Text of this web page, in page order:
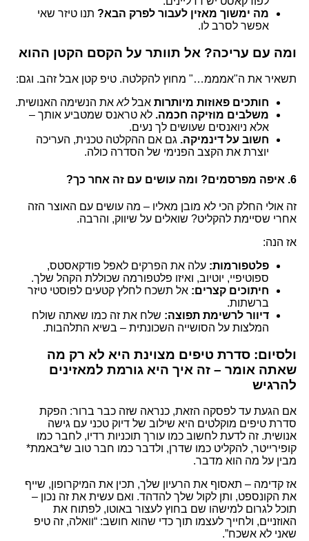
מה ימשוך מאזין לעבור לפרק הבא? תנו טיזר שאי
אפשר לסרב לו.
ומה עם עריכה? אל תוותר על הקסם הקטן ההוא
תשאיר את ה"אמממ…" מחוץ להקלטה. טיפ קטן אבל זהב. וגם:
חותכים פאוזות מיותרות אבללא את הנשימה האנושית.
משלבים מוזיקה חכמה. לא טראנס שמטביע אותך –
אלא ניואנסים שעושים לך נעים.
חשוב על דינמיקה. גם אם ההקלטה טכנית, העריכה
יוצרת את הקצב הפנימי של הסדרה כולה.
6. איפה מפרסמים? ומה עושים עם זה אחר כך?
זה אולי החלק הכי לא מובן מאליו – מה עושים עם האוצר הזה
אחרי שסיימת להקליט? שואלים על שיווק, והרבה.
אז הנה:
פלטפורמות: עלה את הפרקים לאפל פודקאסטס,
ספוטיפיי, יוטיוב, ואיזו פלטפורמה שכוללת הקהל שלך.
חיתוכים קצרים: אל תשכח לחלץ קטעים לפוסטי טיזר
ברשתות.
דיוור לרשימת תפוצה: שלח את זה כמו שאתה שולח
המלצות על הסושייה השכונתית – בשיא התלהבות.
ולסיום: סדרת טיפים מצוינת היא לא רק מה
שאתה אומר – זה איך היא גורמת למאזינים
להרגיש
אם הגעת עד לפסקה הזאת, כנראה שזה כבר ברור: הפקת
סדרת טיפים מוקלטים היא שילוב של דיוק טכני עם גישה
אנושית. זה לדעת לחשוב כמו עורך תוכניות רדיו, לחבר כמו
קופירייטר, להקליט כמו שדרן, ולדבר כמו חבר טוב ש*באמת*
מבין על מה הוא מדבר.
אז קדימה – תאסוף את הרעיון שלך, תכין את המיקרופון, שייף
את הקונספט, ותן לקול שלך להדהד. ואם עשית את זה נכון –
תוכל לגרום למישהו שם בחוץ לעצור באוטו, לפתוח את
האוזניים, ולחייך לעצמו תוך כדי שהוא חושב: “וואלה, זה טיפ
שאני לא אשכח”.